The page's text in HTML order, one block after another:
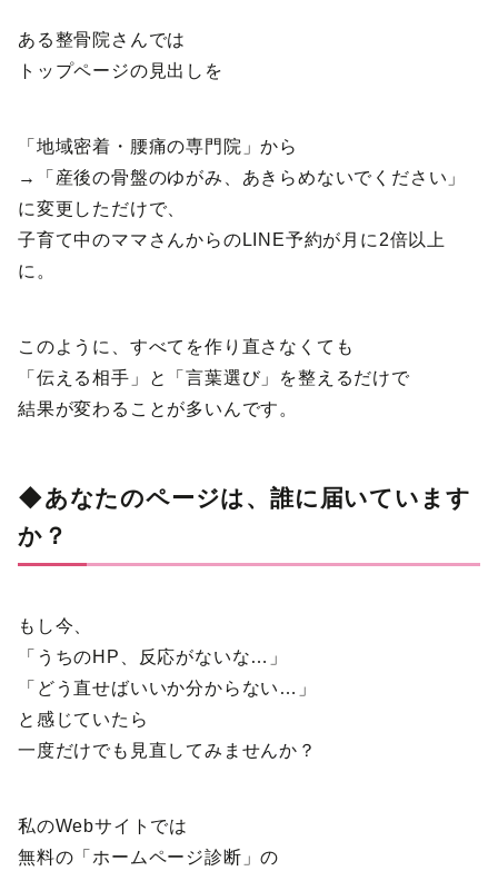
ある整骨院さんでは
トップページの見出しを
「地域密着・腰痛の専門院」から
→「産後の骨盤のゆがみ、あきらめないでください」
に変更しただけで、
子育て中のママさんからのLINE予約が月に2倍以上
に。
このように、すべてを作り直さなくても
「伝える相手」と「言葉選び」を整えるだけで
結果が変わることが多いんです。
◆あなたのページは、誰に届いています
か？
もし今、
「うちのHP、反応がないな…」
「どう直せばいいか分からない…」
と感じていたら
一度だけでも見直してみませんか？
私のWebサイトでは
無料の「ホームページ診断」の